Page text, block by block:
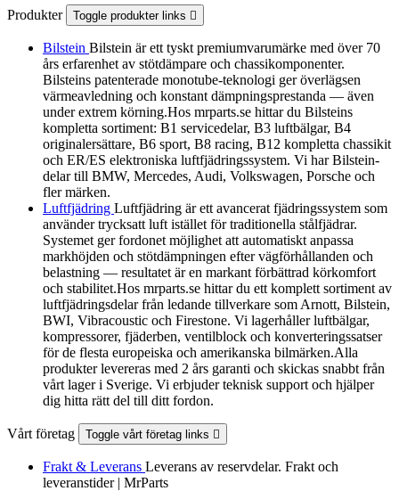
Produkter Toggle produkter links 
Bilstein Bilstein är ett tyskt premiumvarumärke med över 70
års erfarenhet av stötdämpare och chassikomponenter.
Bilsteins patenterade monotube-teknologi ger överlägsen
värmeavledning och konstant dämpningsprestanda — även
under extrem körning.Hos mrparts.se hittar du Bilsteins
kompletta sortiment: B1 servicedelar, B3 luftbälgar, B4
originalersättare, B6 sport, B8 racing, B12 kompletta chassikit
och ER/ES elektroniska luftfjädringssystem. Vi har Bilstein-
delar till BMW, Mercedes, Audi, Volkswagen, Porsche och
fler märken.
Luftfjädring Luftfjädring är ett avancerat fjädringssystem som
använder trycksatt luft istället för traditionella stålfjädrar.
Systemet ger fordonet möjlighet att automatiskt anpassa
markhöjden och stötdämpningen efter vägförhållanden och
belastning — resultatet är en markant förbättrad körkomfort
och stabilitet.Hos mrparts.se hittar du ett komplett sortiment av
luftfjädringsdelar från ledande tillverkare som Arnott, Bilstein,
BWI, Vibracoustic och Firestone. Vi lagerhåller luftbälgar,
kompressorer, fjäderben, ventilblock och konverteringssatser
för de flesta europeiska och amerikanska bilmärken.Alla
produkter levereras med 2 års garanti och skickas snabbt från
vårt lager i Sverige. Vi erbjuder teknisk support och hjälper
dig hitta rätt del till ditt fordon.
Vårt företag Toggle vårt företag links 
Frakt & Leverans Leverans av reservdelar. Frakt och
leveranstider | MrParts